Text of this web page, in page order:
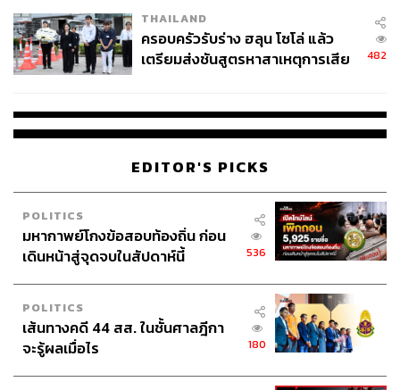
THAILAND
ครอบครัวรับร่าง ฮลุน โซโล่ แล้ว
เตรียมส่งชันสูตรหาสาเหตุการเสีย
482
EDITOR'S PICKS
POLITICS
มหากาพย์โกงข้อสอบท้องถิ่น ก่อน
เดินหน้าสู่จุดจบในสัปดาห์นี้
536
POLITICS
เส้นทางคดี 44 สส. ในชั้นศาลฎีกา
จะรู้ผลเมื่อไร
180